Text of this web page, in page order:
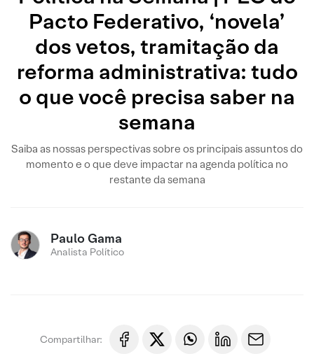
Pacto Federativo, ‘novela’
dos vetos, tramitação da
reforma administrativa: tudo
o que você precisa saber na
semana
Saiba as nossas perspectivas sobre os principais assuntos do
momento e o que deve impactar na agenda política no
restante da semana
Paulo Gama
Analista Político
Compartilhar: